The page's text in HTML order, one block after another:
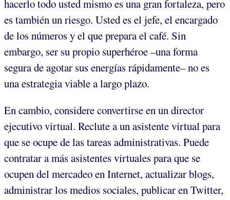
hacerlo todo usted mismo es una gran fortaleza, pero
es también un riesgo. Usted es el jefe, el encargado
de los números y el que prepara el café. Sin
embargo, ser su propio superhéroe –una forma
segura de agotar sus energías rápidamente– no es
una estrategia viable a largo plazo.
En cambio, considere convertirse en un director
ejecutivo virtual. Reclute a un asistente virtual para
que se ocupe de las tareas administrativas. Puede
contratar a más asistentes virtuales para que se
ocupen del mercadeo en Internet, actualizar blogs,
administrar los medios sociales, publicar en Twitter,